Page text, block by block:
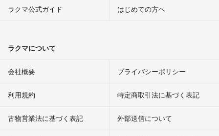
ラクマ公式ガイド はじめての方へ
ラクマについて
会社概要 プライバシーポリシー
利用規約 特定商取引法に基づく表記
古物営業法に基づく表記 外部送信について